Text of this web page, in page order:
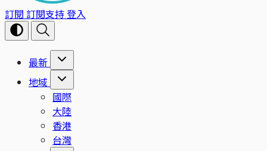
訂閱 訂閱支持登入
最新
地域
國際
大陸
香港
台灣